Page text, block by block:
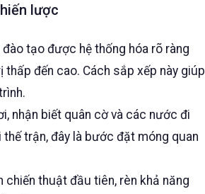
lược
tạo được hệ thống hóa rõ ràng
đến cao. Cách sắp xếp này giúp
nhận biết quân cờ và các nước đi
trận, đây là bước đặt móng quan
thuật đầu tiên, rèn khả năng